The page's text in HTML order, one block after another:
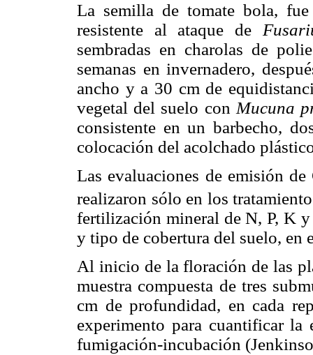
La semilla de tomate bola,
resistente al ataque de
sembradas en charolas de
semanas en invernadero,
ancho y a 30 cm de
vegetal del suelo con Mucuna
consistente en un barbecho,
colocación del acolchado
Las evaluaciones de emisión de
realizaron sólo en los
fertilización mineral de N, P, K
y tipo de cobertura del suelo, en
Al inicio de la floración de las
muestra compuesta de tres
cm de profundidad, en cada
experimento para cuantificar
fumigación-incubación